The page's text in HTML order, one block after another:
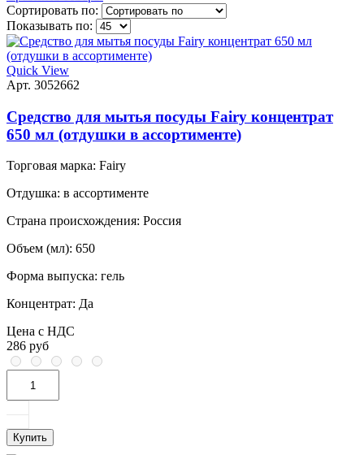
Сортировать по:
Показывать по:
Quick View
Арт. 3052662
Средство для мытья посуды Fairy концентрат
650 мл (отдушки в ассортименте)
Торговая марка: Fairy
Отдушка: в ассортименте
Страна происхождения: Россия
Объем (мл): 650
Форма выпуска: гель
Концентрат: Да
Цена с НДС
286 руб
Купить